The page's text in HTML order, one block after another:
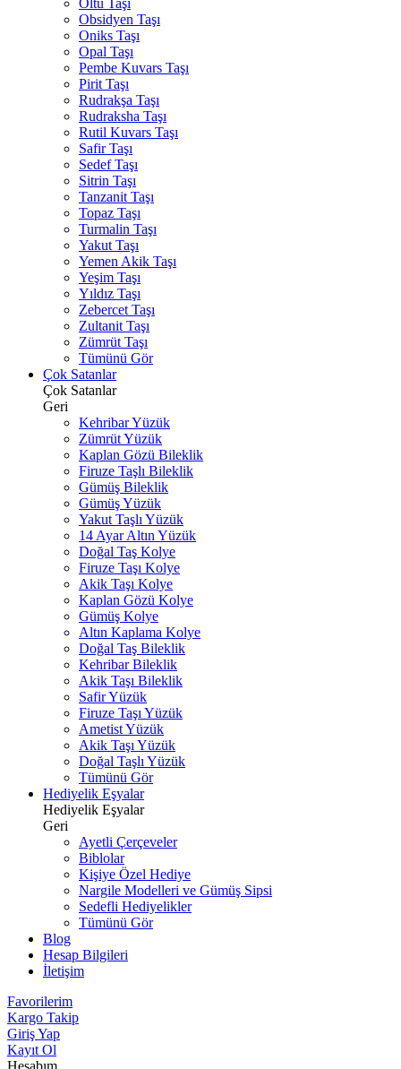
Oltu Taşı
Obsidyen Taşı
Oniks Taşı
Opal Taşı
Pembe Kuvars Taşı
Pirit Taşı
Rudrakşa Taşı
Rudraksha Taşı
Rutil Kuvars Taşı
Safir Taşı
Sedef Taşı
Sitrin Taşı
Tanzanit Taşı
Topaz Taşı
Turmalin Taşı
Yakut Taşı
Yemen Akik Taşı
Yeşim Taşı
Yıldız Taşı
Zebercet Taşı
Zultanit Taşı
Zümrüt Taşı
Tümünü Gör
Çok Satanlar
Çok Satanlar
Geri
Kehribar Yüzük
Zümrüt Yüzük
Kaplan Gözü Bileklik
Firuze Taşlı Bileklik
Gümüş Bileklik
Gümüş Yüzük
Yakut Taşlı Yüzük
14 Ayar Altın Yüzük
Doğal Taş Kolye
Firuze Taşı Kolye
Akik Taşı Kolye
Kaplan Gözü Kolye
Gümüş Kolye
Altın Kaplama Kolye
Doğal Taş Bileklik
Kehribar Bileklik
Akik Taşı Bileklik
Safir Yüzük
Firuze Taşı Yüzük
Ametist Yüzük
Akik Taşı Yüzük
Doğal Taşlı Yüzük
Tümünü Gör
Hediyelik Eşyalar
Hediyelik Eşyalar
Geri
Ayetli Çerçeveler
Biblolar
Kişiye Özel Hediye
Nargile Modelleri ve Gümüş Sipsi
Sedefli Hediyelikler
Tümünü Gör
Blog
Hesap Bilgileri
İletişim
Favorilerim
Kargo Takip
Giriş Yap
Kayıt Ol
Hesabım